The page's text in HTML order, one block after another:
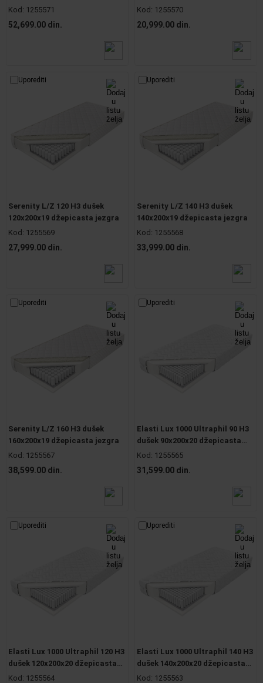
Kod: 1255571
52,699.00 din.
Kod: 1255570
20,999.00 din.
Uporediti
Serenity L/Z 120 H3 dušek
120x200x19 džepicasta jezgra
Kod: 1255569
27,999.00 din.
Uporediti
Serenity L/Z 140 H3 dušek
140x200x19 džepicasta jezgra
Kod: 1255568
33,999.00 din.
Uporediti
Serenity L/Z 160 H3 dušek
160x200x19 džepicasta jezgra
Kod: 1255567
38,599.00 din.
Uporediti
Elasti Lux 1000 Ultraphil 90 H3
dušek 90x200x20 džepicasta
jezgra
Kod: 1255565
31,599.00 din.
Uporediti
Elasti Lux 1000 Ultraphil 120 H3
dušek 120x200x20 džepicasta
jezgra
Kod: 1255564
Uporediti
Elasti Lux 1000 Ultraphil 140 H3
dušek 140x200x20 džepicasta
jezgra
Kod: 1255563